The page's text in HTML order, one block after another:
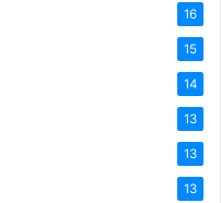
16
15
14
13
13
13